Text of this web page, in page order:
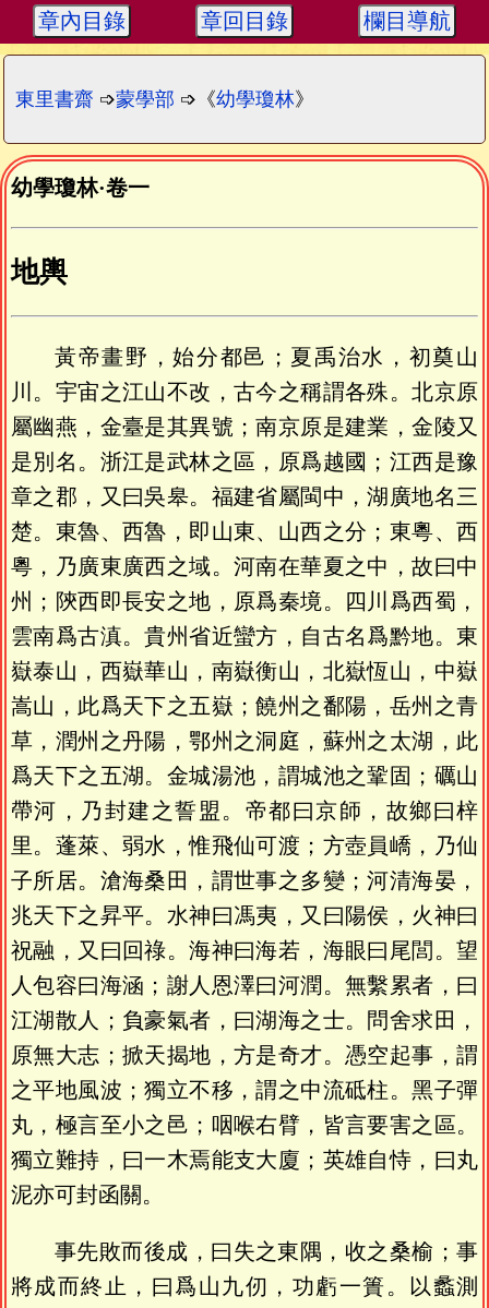
章內目錄 章回目錄 欄目導航
東里書齋 ➩蒙學部 ➩《幼學瓊林》
幼學瓊林·卷一
地輿
黃帝畫野，始分都邑；夏禹治水，初奠山
川。宇宙之江山不改，古今之稱謂各殊。北京原
屬幽燕，金臺是其異號；南京原是建業，金陵又
是別名。浙江是武林之區，原爲越國；江西是豫
章之郡，又曰吳皋。福建省屬閩中，湖廣地名三
楚。東魯、西魯，即山東、山西之分；東粵、西
粵，乃廣東廣西之域。河南在華夏之中，故曰中
州；陝西即長安之地，原爲秦境。四川爲西蜀，
雲南爲古滇。貴州省近蠻方，自古名爲黔地。東
嶽泰山，西嶽華山，南嶽衡山，北嶽恆山，中嶽
嵩山，此爲天下之五嶽；饒州之鄱陽，岳州之青
草，潤州之丹陽，鄂州之洞庭，蘇州之太湖，此
爲天下之五湖。金城湯池，謂城池之鞏固；礪山
帶河，乃封建之誓盟。帝都曰京師，故鄉曰梓
里。蓬萊、弱水，惟飛仙可渡；方壺員嶠，乃仙
子所居。滄海桑田，謂世事之多變；河清海晏，
兆天下之昇平。水神曰馮夷，又曰陽侯，火神曰
祝融，又曰回祿。海神曰海若，海眼曰尾閭。望
人包容曰海涵；謝人恩澤曰河潤。無繫累者，曰
江湖散人；負豪氣者，曰湖海之士。問舍求田，
原無大志；掀天揭地，方是奇才。憑空起事，謂
之平地風波；獨立不移，謂之中流砥柱。黑子彈
丸，極言至小之邑；咽喉右臂，皆言要害之區。
獨立難持，曰一木焉能支大廈；英雄自恃，曰丸
泥亦可封函關。
事先敗而後成，曰失之東隅，收之桑榆；事
將成而終止，曰爲山九仞，功虧一簣。以蠡測